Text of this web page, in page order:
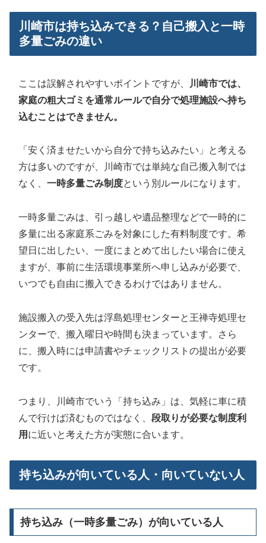
川崎市は持ち込みできる？自己搬入と一時
多量ごみの違い
ここは誤解されやすいポイントですが、
川崎市では、
家庭の粗大ゴミを通常ルールで自分で処理施設へ持ち
込むことはできません。
「安く済ませたいから自分で持ち込みたい」と考える
方は多いのですが、川崎市では単純な自己搬入制では
なく、 一時多量ごみ制度という別ルールになります。
一時多量ごみは、引っ越しや遺品整理などで一時的に
多量に出る家庭系ごみを対象にした有料制度です。希
望日に出したい、一度にまとめて出したい場合に使え
ますが、事前に生活環境事業所へ申し込みが必要で、
いつでも自由に搬入できるわけではありません。
施設搬入の受入先は浮島処理センターと王禅寺処理セ
ンターで、搬入曜日や時間も決まっています。さら
に、搬入時には申請書やチェックリストの提出が必要
です。
つまり、川崎市でいう「持ち込み」は、気軽に車に積
んで行けば済むものではなく、 段取りが必要な制度利
用 に近いと考えた方が実態に合います。
持ち込みが向いている人・向いていない人
持ち込み（一時多量ごみ）が向いている人